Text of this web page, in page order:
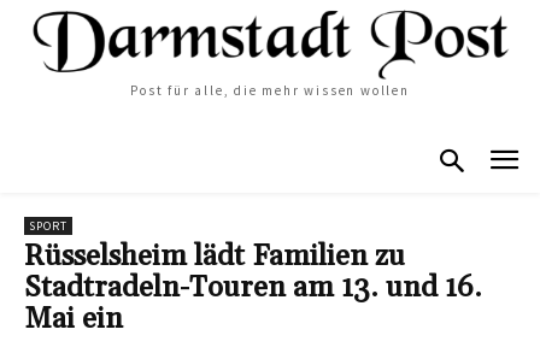
Post für alle, die mehr wissen wollen
SPORT
Rüsselsheim lädt Familien zu
Stadtradeln-Touren am 13. und 16.
Mai ein